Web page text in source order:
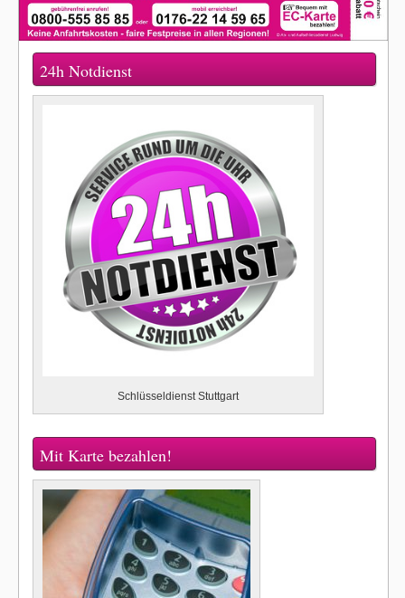
24h Notdienst
Schlüsseldienst Stuttgart
Mit Karte bezahlen!